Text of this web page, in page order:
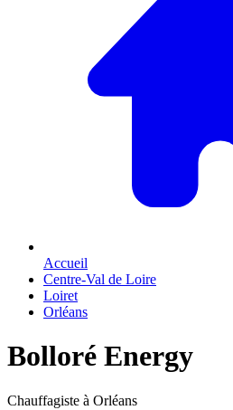
Accueil
Centre-Val de Loire
Loiret
Orléans
Bolloré Energy
Chauffagiste à Orléans